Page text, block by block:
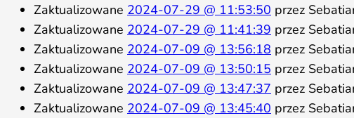
Zaktualizowane 2024-07-29 @ 11:53:50 przez
Zaktualizowane 2024-07-29 @ 11:41:39 przez
Zaktualizowane 2024-07-09 @ 13:56:18 przez
Zaktualizowane 2024-07-09 @ 13:50:15 przez
Zaktualizowane 2024-07-09 @ 13:47:37 przez
Zaktualizowane 2024-07-09 @ 13:45:40 przez